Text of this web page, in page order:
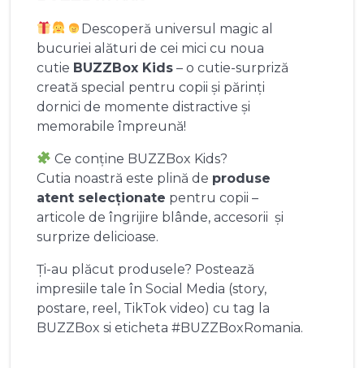
Descoperă universul magic al
bucuriei alături de cei mici cu noua
cutie BUZZBox Kids – o cutie-surpriză
creată special pentru copii și părinți
dornici de momente distractive și
memorabile împreună!
Ce conține BUZZBox Kids?
Cutia noastră este plină de produse
atent selecționate pentru copii –
articole de îngrijire blânde, accesorii și
surprize delicioase.
Ți-au plăcut produsele? Postează
impresiile tale în Social Media (story,
postare, reel, TikTok video) cu tag la
BUZZBox si eticheta #BUZZBoxRomania.